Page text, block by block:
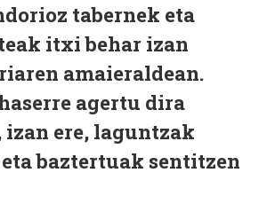
tabernek eta
itxi behar izan
amaieraldean.
agertu dira
ere, laguntzak
baztertuak sentitzen